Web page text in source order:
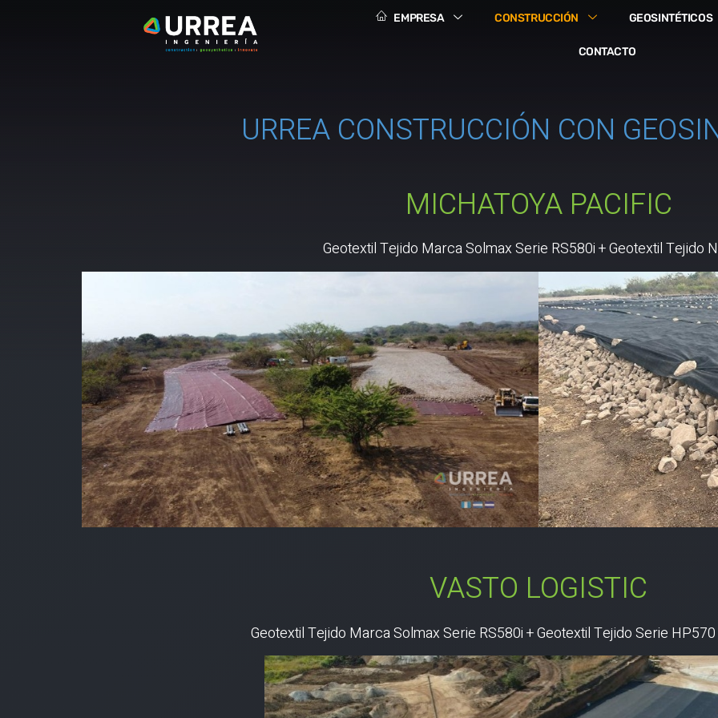
EMPRESA CONSTRUCCIÓN GEOSINTÉTICOS
CONTACTO
URREA CONSTRUCCIÓN CON
MICHATOYA PACIFIC
Geotextil Tejido Marca Solmax Serie RS580i + Geotextil Tejido
VASTO LOGISTIC
Geotextil Tejido Marca Solmax Serie RS580i + Geotextil Tejido Serie